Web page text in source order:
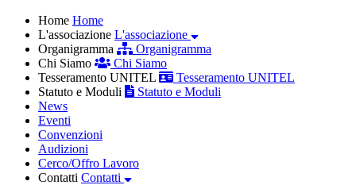
Home Home
L'associazione L'associazione
Organigramma
Organigramma
Chi Siamo
Chi Siamo
Tesseramento UNITEL
Tesseramento UNITEL
Statuto e Moduli
Statuto e Moduli
News
Eventi
Convenzioni
Audizioni
Cerco/Offro Lavoro
Contatti Contatti